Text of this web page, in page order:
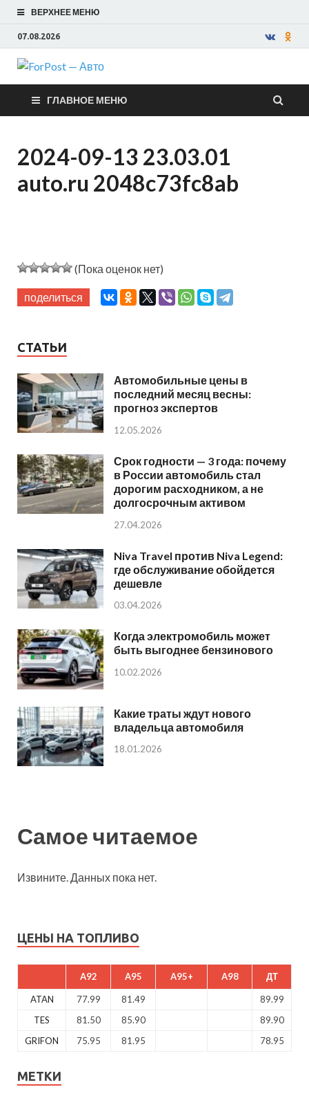
ВЕРХНЕЕ МЕНЮ
07.08.2026
ForPost —
Авто
ГЛАВНОЕ МЕНЮ
2024-09-13 23.03.01
auto.ru 2048c73fc8ab
(Пока оценок нет)
поделиться
СТАТЬИ
Автомобильные цены в
последний месяц весны:
прогноз экспертов
12.05.2026
Срок годности — 3 года: почему
в России автомобиль стал
дорогим расходником, а не
долгосрочным активом
27.04.2026
Niva Travel против Niva Legend:
где обслуживание обойдется
дешевле
03.04.2026
Когда электромобиль может
быть выгоднее бензинового
10.02.2026
Какие траты ждут нового
владельца автомобиля
18.01.2026
Самое читаемое
Извините. Данных пока нет.
ЦЕНЫ НА ТОПЛИВО
A92 A95 A95+ A98 ДТ
ATAN 77.99 81.49
89.99
TES
81.50 85.90
89.90
GRIFON
75.95 81.95 78.95
МЕТКИ